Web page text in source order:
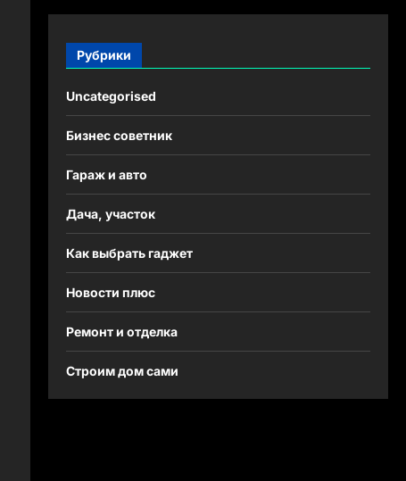
Рубрики
Uncategorised
Бизнес советник
Гараж и авто
Дача, участок
Как выбрать гаджет
Новости плюс
Ремонт и отделка
Строим дом сами